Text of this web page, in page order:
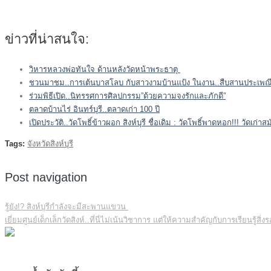
ข่าวที่น่าสนใจ:
วิหารหลวงพ่อทันใจ ด้านหลังวัดหน้าพระธาตุ
ชวนมาชม..การเต้นบาสโลบ กับสาวงามบ้านแป้ง ในงาน..สืบสานประเ
ร่วมพิธีเปิด..นิทรรศการศิลปกรรม”ด้วยความจงรักและภักดี”
ตลาดบ้านไร่ อินทร์บุรี..ตลาดเก่า 100 ปี
เปิดประวัติ..วัดโพธิ์ข้าวผอก สิงห์บุรี ชื่อเดิม : วัดโพธิ์พาดหอก!!! วัดเก่าส
Tags: จังหวัดสิงห์บุรี
Post navigation
รู้ยัง!? สิงห์บุรีกำลังจะมีสะพานแขวน
เยี่ยมศูนย์เด็กเล็กวัดสิงห์..ที่นี่ไม่เน้นวิชาการ แต่ให้ความสำคัญกับการเรียนรู้สิ่ง